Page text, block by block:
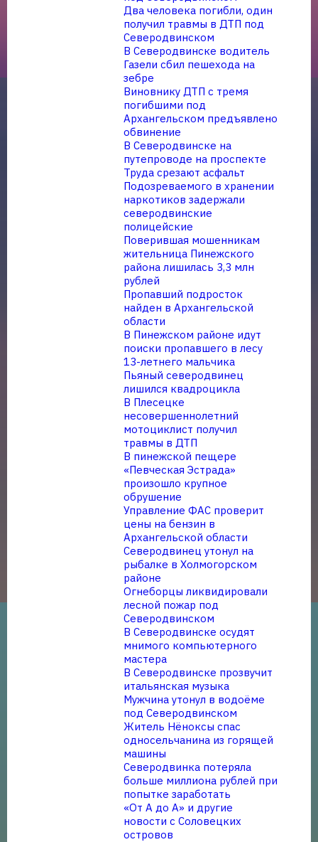
Два человека погибли, один
получил травмы в ДТП под
Северодвинском
В Северодвинске водитель
Газели сбил пешехода на
зебре
Виновнику ДТП с тремя
погибшими под
Архангельском предъявлено
обвинение
В Северодвинске на
путепроводе на проспекте
Труда срезают асфальт
Подозреваемого в хранении
наркотиков задержали
северодвинские
полицейские
Поверившая мошенникам
жительница Пинежского
района лишилась 3,3 млн
рублей
Пропавший подросток
найден в Архангельской
области
В Пинежском районе идут
поиски пропавшего в лесу
13-летнего мальчика
Пьяный северодвинец
лишился квадроцикла
В Плесецке
несовершеннолетний
мотоциклист получил
травмы в ДТП
В пинежской пещере
«Певческая Эстрада»
произошло крупное
обрушение
Управление ФАС проверит
цены на бензин в
Архангельской области
Северодвинец утонул на
рыбалке в Холмогорском
районе
Огнеборцы ликвидировали
лесной пожар под
Северодвинском
В Северодвинске осудят
мнимого компьютерного
мастера
В Северодвинске прозвучит
итальянская музыка
Мужчина утонул в водоёме
под Северодвинском
Житель Нёноксы спас
односельчанина из горящей
машины
Северодвинка потеряла
больше миллиона рублей при
попытке заработать
«От А до А» и другие
новости с Соловецких
островов